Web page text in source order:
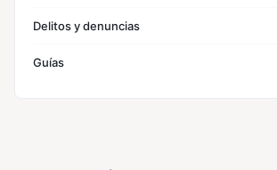
Delitos y denuncias
Guías